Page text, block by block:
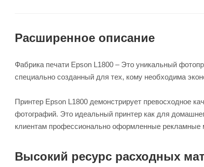
Расширенное описание
Фабрика печати Epson L1800 – Это уникальный
специально созданный для тех, кому необходима
Принтер Epson L1800 демонстрирует превосходное
фотографий. Это идеальный принтер как для
клиентам профессионально оформленные рекламные
Высокий ресурс расходных